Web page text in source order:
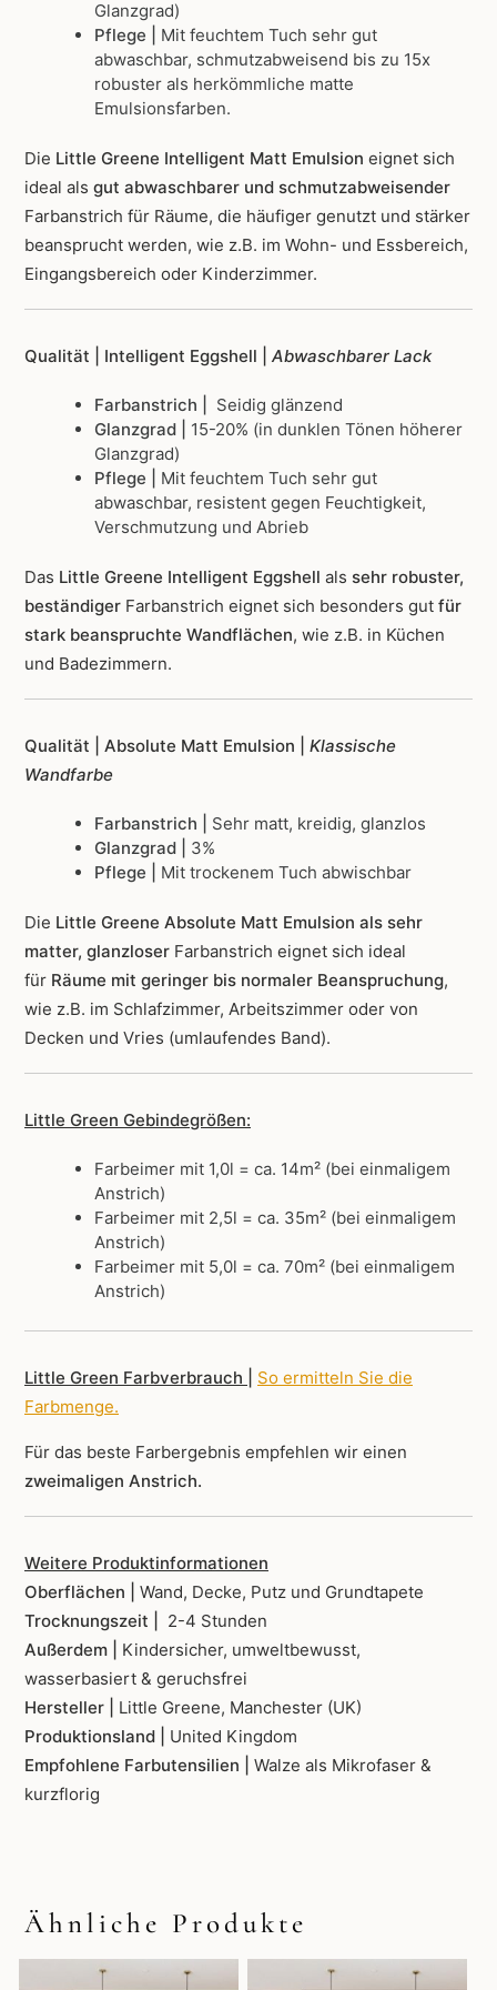
Glanzgrad)
Pflege |
Mit feuchtem Tuch sehr gut
abwaschbar, schmutzabweisend bis zu 15x
robuster als herkömmliche matte
Emulsionsfarben.
Die Little Greene Intelligent Matt Emulsion eignet sich
ideal als gut abwaschbarer und schmutzabweisender
Farbanstrich für Räume, die häufiger genutzt und stärker
beansprucht werden, wie z.B. im Wohn- und Essbereich,
Eingangsbereich oder Kinderzimmer.
Qualität | Intelligent Eggshell | Abwaschbarer Lack
Farbanstrich | Seidig glänzend
Glanzgrad |
15-20% (in dunklen Tönen höherer
Glanzgrad)
Pflege |
Mit feuchtem Tuch sehr gut
abwaschbar, resistent gegen Feuchtigkeit,
Verschmutzung und Abrieb
Das Little Greene Intelligent Eggshell als sehr robuster,
beständiger Farbanstrich eignet sich besonders gut für
stark beanspruchte Wandflächen, wie z.B. in Küchen
und Badezimmern.
Qualität | Absolute Matt Emulsion | Klassische
Wandfarbe
Farbanstrich | Sehr matt, kreidig, glanzlos
Glanzgrad | 3%
Pflege | Mit trockenem Tuch abwischbar
Die Little Greene Absolute Matt Emulsion als sehr
matter, glanzloser Farbanstrich eignet sich ideal
für Räume mit geringer bis normaler Beanspruchung,
wie z.B. im Schlafzimmer, Arbeitszimmer oder von
Decken und Vries (umlaufendes Band).
Little Green Gebindegrößen:
Farbeimer mit 1,0l = ca. 14m² (bei einmaligem
Anstrich)
Farbeimer mit 2,5l = ca. 35m² (bei einmaligem
Anstrich)
Farbeimer mit 5,0l = ca. 70m² (bei einmaligem
Anstrich)
Little Green Farbverbrauch |
So ermitteln Sie die
Farbmenge.
Für das beste Farbergebnis empfehlen wir einen
zweimaligen Anstrich.
Weitere Produktinformationen
Oberflächen | Wand, Decke, Putz und Grundtapete
Trocknungszeit |
2-4 Stunden
Außerdem | Kindersicher, umweltbewusst,
wasserbasiert & geruchsfrei
Hersteller | Little Greene, Manchester (UK)
Produktionsland | United Kingdom
Empfohlene Farbutensilien | Walze als Mikrofaser &
kurzflorig
Ähnliche Produkte